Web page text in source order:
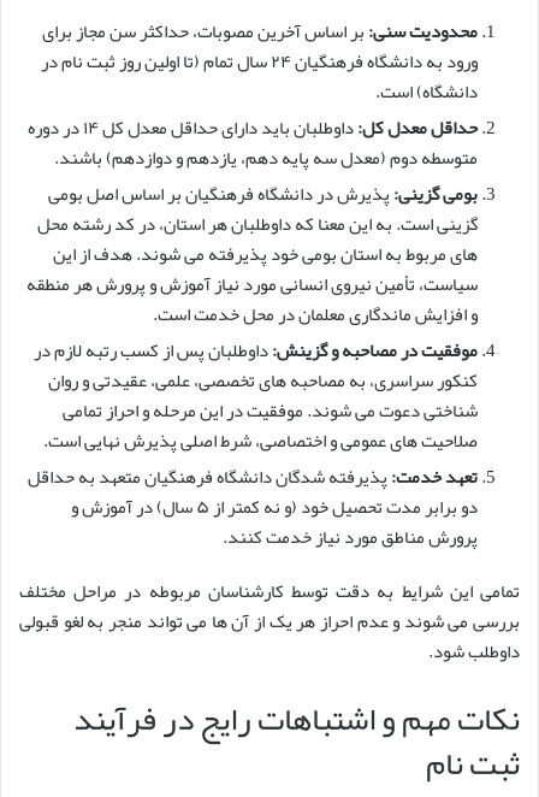
محدودیت سنی:بر اساس آخرین مصوبات، حداکثر سن مجاز برای
ورود به دانشگاه فرهنگیان ۲۴ سال تمام (تا اولین روز ثبت نام در
دانشگاه) است.
حداقل معدل کل:
داوطلبان باید دارای حداقل معدل کل ۱۴ در دوره
متوسطه دوم (معدل سه پایه دهم، یازدهم و دوازدهم) باشند.
بومی گزینی:پذیرش در دانشگاه فرهنگیان بر اساس اصل بومی
گزینی است. به این معنا که داوطلبان هر استان، در کد رشته محل
های مربوط به استان بومی خود پذیرفته می شوند. هدف از این
سیاست، تأمین نیروی انسانی مورد نیاز آموزش و پرورش هر منطقه
و افزایش ماندگاری معلمان در محل خدمت است.
موفقیت در مصاحبه و گزینش:داوطلبان پس از کسب رتبه لازم در
کنکور سراسری، به مصاحبه های تخصصی، علمی، عقیدتی و روان
شناختی دعوت می شوند. موفقیت در این مرحله و احراز تمامی
صلاحیت های عمومی و اختصاصی، شرط اصلی پذیرش نهایی است.
تعهد خدمت:پذیرفته شدگان دانشگاه فرهنگیان متعهد به حداقل
دو برابر مدت تحصیل خود (و نه کمتر از ۵ سال) در آموزش و
پرورش مناطق مورد نیاز خدمت کنند.
تمامی این شرایط به دقت توسط کارشناسان مربوطه در مراحل مختلف
بررسی می شوند و عدم احراز هر یک از آن ها می تواند منجر به لغو قبولی
داوطلب شود.
نکات مهم و اشتباهات رایج در فرآیند
ثبت نام